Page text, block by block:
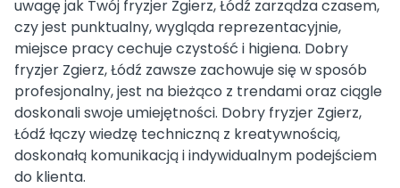
uwagę jak Twój fryzjer Zgierz, Łódź zarządza czasem,
czy jest punktualny, wygląda reprezentacyjnie,
miejsce pracy cechuje czystość i higiena. Dobry
fryzjer Zgierz, Łódź zawsze zachowuje się w sposób
profesjonalny, jest na bieżąco z trendami oraz ciągle
doskonali swoje umiejętności. Dobry fryzjer Zgierz,
Łódź łączy wiedzę techniczną z kreatywnością,
doskonałą komunikacją i indywidualnym podejściem
do klienta.